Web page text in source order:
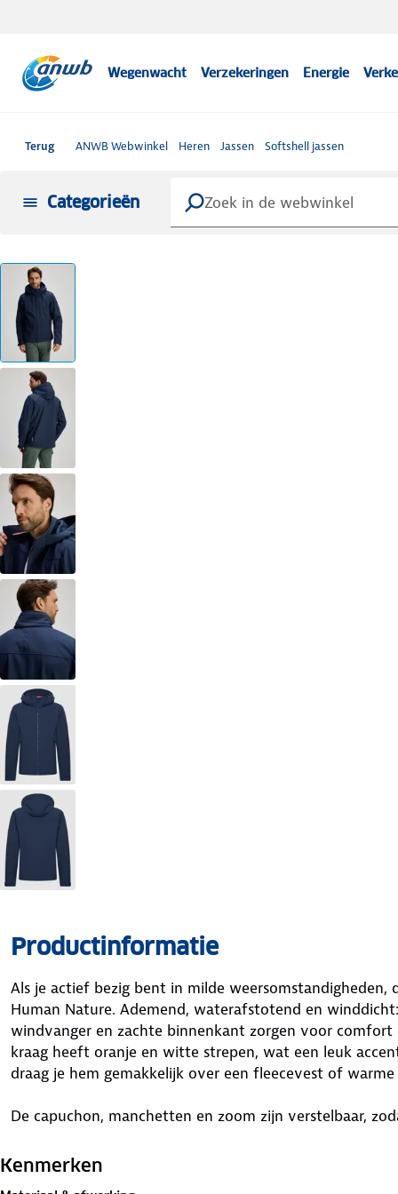
Wegenwacht Verzekeringen Energie
Terug ANWB Webwinkel Heren Jassen Softshell jassen
Categorieën
Productinformatie
Als je actief bezig bent in milde weersomstandigheden,
Human Nature. Ademend, waterafstotend en
windvanger en zachte binnenkant zorgen voor
kraag heeft oranje en witte strepen, wat een leuk
draag je hem gemakkelijk over een fleecevest of
De capuchon, manchetten en zoom zijn verstelbaar,
heb je genoeg ruimte voor je spullen. In de rechterzak
Kenmerken